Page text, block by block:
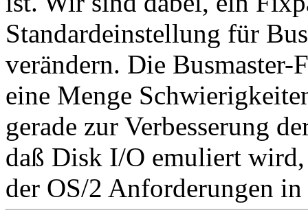
Standardeinstellung für
verändern. Die
eine Menge
gerade zur Verbesserung
daß Disk I/O emuliert
der OS/2 Anforderungen